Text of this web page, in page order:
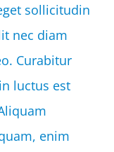
sollicitudin
nec diam
Curabitur
luctus est
enim